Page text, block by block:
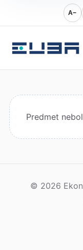
A−
Predmet
© 2026